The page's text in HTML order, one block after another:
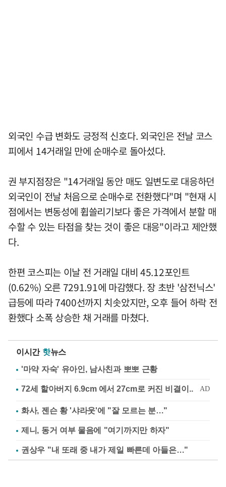
외국인 수급 변화도 긍정적 신호다. 외국인은 전날 코스
피에서 14거래일 만에 순매수로 돌아섰다.
권 부지점장은 "14거래일 동안 매도 일변도로 대응하던
외국인이 전날 처음으로 순매수로 전환했다"며 "현재 시
점에서는 변동성에 휩쓸리기보다 좋은 가격에서 분할 매
수할 수 있는 타점을 찾는 것이 좋은 대응"이라고 제안했
다.
한편 코스피는 이날 전 거래일 대비 45.12포인트
(0.62%) 오른 7291.91에 마감했다. 장 초반 '삼전닉스'
급등에 따라 7400선까지 치솟았지만, 오후 들어 하락 전
환했다 소폭 상승한 채 거래를 마쳤다.
이시간 핫뉴스
'마약 자숙' 유아인, 남사친과 뽀뽀 근황
화사, 젠슨 황 '샤라웃'에 "잘 모르는 분…"
제니, 동거 여부 물음에 "여기까지만 하자"
권상우 "내 또래 중 내가 제일 빠른데 아들은…"